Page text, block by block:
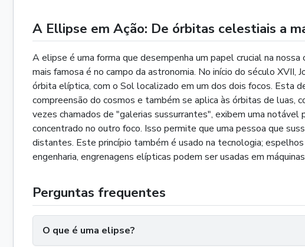
A Ellipse em Ação: De órbitas celestiais a
A elipse é uma forma que desempenha um papel crucial na
mais famosa é no campo da astronomia. No início do século
órbita elíptica, com o Sol localizado em um dos dois focos. Esta
compreensão do cosmos e também se aplica às órbitas de
vezes chamados de "galerias sussurrantes", exibem uma
concentrado no outro foco. Isso permite que uma pessoa que
distantes. Este princípio também é usado na tecnologia;
engenharia, engrenagens elípticas podem ser usadas em
Perguntas frequentes
O que é uma elipse?